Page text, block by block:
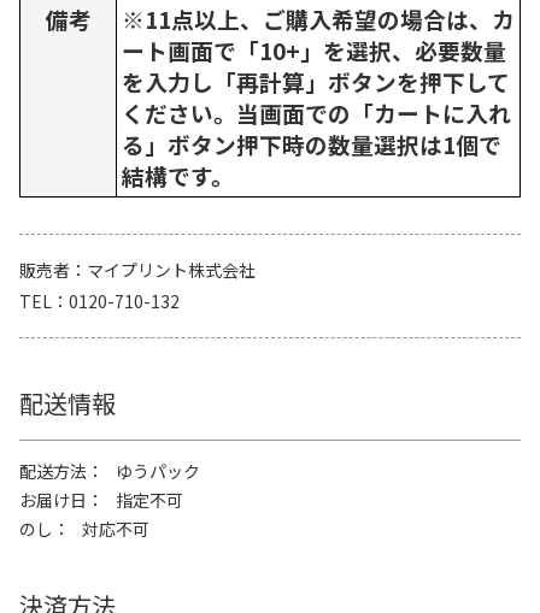
備考
※11点以上、ご購入希望の場合は、カ
ート画面で「10+」を選択、必要数量
を入力し「再計算」ボタンを押下して
ください。当画面での「カートに入れ
る」ボタン押下時の数量選択は1個で
結構です。
販売者
マイプリント株式会社
TEL
0120-710-132
配送情報
配送方法
ゆうパック
お届け日
指定不可
のし
対応不可
決済方法